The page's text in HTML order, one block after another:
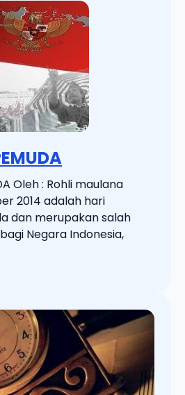
Oleh : Rohli maulana
2014 adalah hari
dan merupakan salah
Negara Indonesia,